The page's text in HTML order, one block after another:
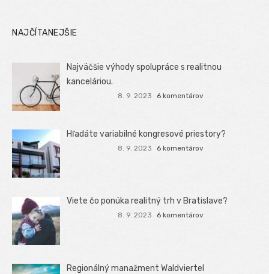
NAJČÍTANEJŠIE
Najväčšie výhody spolupráce s realitnou
kanceláriou.
8. 9. 2023 6 komentárov
Hľadáte variabilné kongresové priestory?
8. 9. 2023 6 komentárov
Viete čo ponúka realitný trh v Bratislave?
8. 9. 2023 6 komentárov
Regionálný manažment Waldviertel